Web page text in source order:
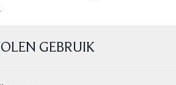
GEBRUIK